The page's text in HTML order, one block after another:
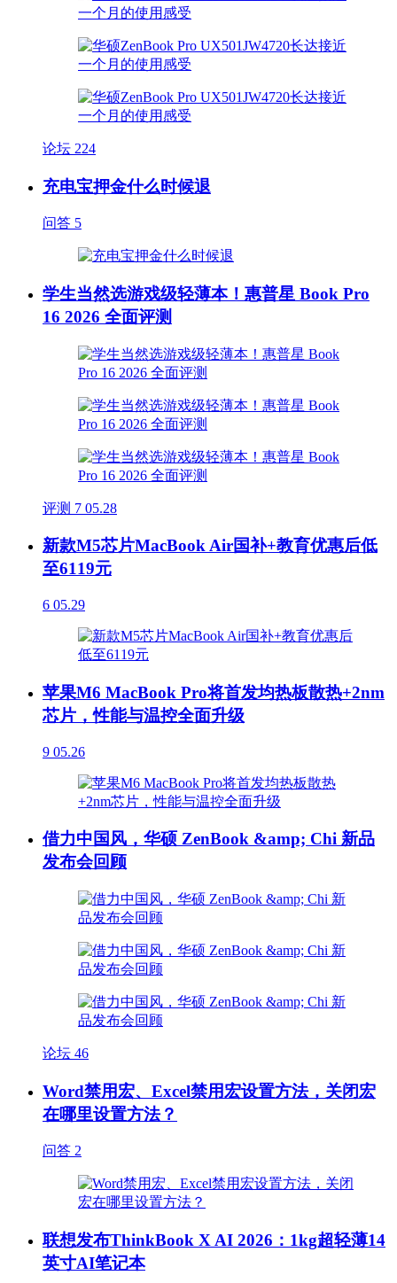
论坛 224
充电宝押金什么时候退
问答 5
学生当然选游戏级轻薄本！惠普星 Book Pro
16 2026 全面评测
评测 7 05.28
新款M5芯片MacBook Air国补+教育优惠后低
至6119元
6 05.29
苹果M6 MacBook Pro将首发均热板散热+2nm
芯片，性能与温控全面升级
9 05.26
借力中国风，华硕 ZenBook &amp; Chi 新品
发布会回顾
论坛 46
Word禁用宏、Excel禁用宏设置方法，关闭宏
在哪里设置方法？
问答 2
联想发布ThinkBook X AI 2026：1kg超轻薄14
英寸AI笔记本